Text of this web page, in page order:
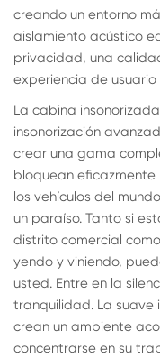
creando un entorno
aislamiento acústico
privacidad, una
experiencia de
La cabina
insonorización
crear una gama
bloquean eficazmente
los vehículos del
un paraíso. Tanto si
distrito comercial
yendo y viniendo,
usted. Entre en la
tranquilidad. La suave
crean un ambiente
concentrarse en su